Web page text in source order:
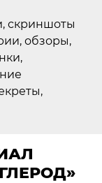
скриншоты
обзоры,